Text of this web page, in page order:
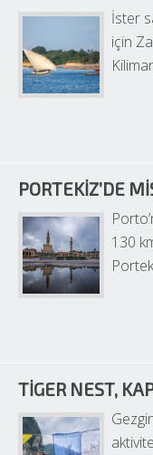
İster
için
PORTEKIZ’DE
130
TIGER NEST,